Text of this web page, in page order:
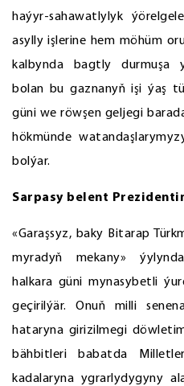
haýyr-sahawatlylyk
asylly işlerine hem möhüm
kalbynda bagtly durmuşa
bolan bu gaznanyň işi ýaş
güni we röwşen geljegi
hökmünde
bolýar.
Sarpasy belent
«Garaşsyz, baky Bitarap
myradyň mekany»
halkara güni mynasybetli
geçirilýär. Onuň milli
hataryna girizilmegi
bähbitleri babatda
kadalaryna ygrarlydygyny